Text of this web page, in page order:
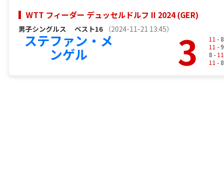
WTT フィーダー デュッセルドルフ II 2024 (GER)
男子シングルス ベスト16 （2024-11-21 13:45）
ステファン・メ
ンゲル 3 11 - 8
11 - 9
8 - 11
11 - 8